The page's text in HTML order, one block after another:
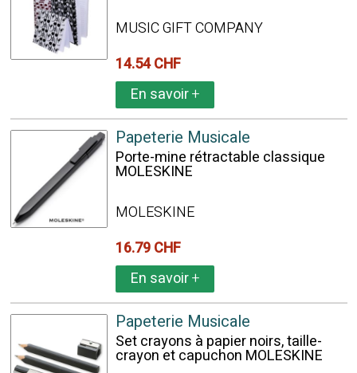
MUSIC GIFT COMPANY
14.54 CHF
En savoir+
Papeterie Musicale
Porte-mine rétractable classique
MOLESKINE
MOLESKINE
16.79 CHF
En savoir+
Papeterie Musicale
Set crayons à papier noirs, taille-
crayon et capuchon MOLESKINE